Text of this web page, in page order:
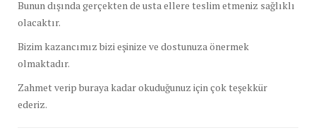
Bunun dışında gerçekten de usta ellere teslim etmeniz sağlıklı
olacaktır.
Bizim kazancımız bizi eşinize ve dostunuza önermek
olmaktadır.
Zahmet verip buraya kadar okuduğunuz için çok teşekkür
ederiz.